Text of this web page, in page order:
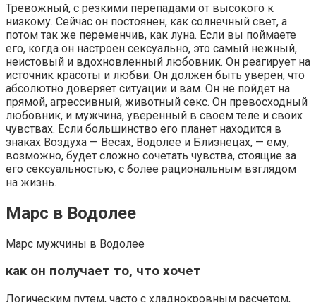
Тревожный, с резкими перепадами от высокого к
низко­му. Сейчас он постоянен, как солнечный свет, а
потом так же переменчив, как луна. Если вы поймаете
его, когда он настроен сексуально, это самый нежный,
неистовый и вдохновленный любовник. Он реагирует на
источник красоты и любви. Он должен быть уверен, что
абсолют­но доверяет ситуации и вам. Он не пойдет на
прямой, аг­рессивный, животный секс. Он превосходный
любовник, и мужчина, уверенный в своем теле и своих
чувствах. Если большинство его планет находится в
знаках Возду­ха — Весах, Водолее и Близнецах, — ему,
возможно, бу­дет сложно сочетать чувства, стоящие за
его сексуально­стью, с более рациональным взглядом
на жизнь.
Марс в Водолее
Марс мужчины в Водолее
как он получает то, что хочет
Логическим путем, часто с хладнокровным расчетом,